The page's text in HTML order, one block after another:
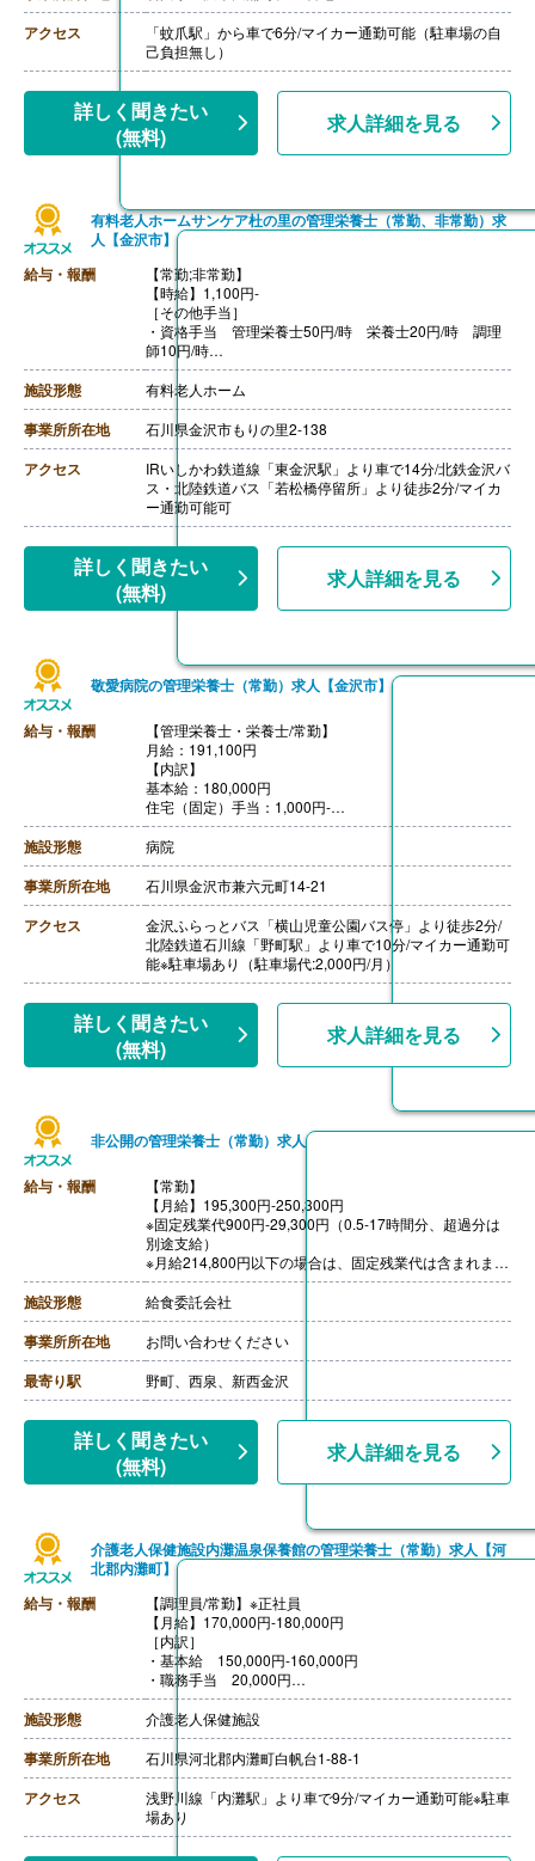
【賞与】目安は年間2ヶ月分、但し経営状況により上乗
せあり
アクセス
「蚊爪駅」から車で6分/マイカー通勤可能（駐車場の自
己負担無し）
詳しく聞きたい
(無料)
求人詳細を見る
有料老人ホームサンケア杜の里の管理栄養士（常勤、非常勤）求
人【金沢市】
給与・報酬
【常勤;非常勤】
【時給】1,100円-
［その他手当］
・資格手当 管理栄養士50円/時 栄養士20円/時 調理
師10円/時
◇管理栄養士
月給196,000円-210,000円
基本給178,000円-192,000円
資格手当10,000円
職務手当8,000円
◇栄養士
月給191,000-205,000円
基本給178,000円-192,000円
資格手当5,000円
職務手当8,000円
施設形態 有料老人ホーム
事業所所在地 石川県金沢市もりの里2-138
アクセス
IRいしかわ鉄道線「東金沢駅」より車で14分/北鉄金沢バ
ス・北陸鉄道バス「若松橋停留所」より徒歩2分/マイカ
ー通勤可能可
詳しく聞きたい
(無料)
求人詳細を見る
敬愛病院の管理栄養士（常勤）求人【金沢市】
給与・報酬
【管理栄養士・栄養士/常勤】
月給：191,100円
【内訳】
基本給：180,000円
住宅（固定）手当：1,000円-
職務手当：1,500円
処遇改善手当：8,600円
その他
皆勤手当：2,000円
通勤手当：あり（月額15,000円まで）
昇給：あり（前年度実績 1月あたり0.00％〜1.50％）
賞与：あり（年2回、計3.10ヶ月分・前年度実績）
施設形態 病院
事業所所在地 石川県金沢市兼六元町14-21
アクセス
金沢ふらっとバス「横山児童公園バス停」より徒歩2分/
北陸鉄道石川線「野町駅」より車で10分/マイカー通勤可
能※駐車場あり（駐車場代:2,000円/月）
詳しく聞きたい
(無料)
求人詳細を見る
非公開の管理栄養士（常勤）求人
給与・報酬
【常勤】
【月給】195,300円-250,300円
※固定残業代900円-29,300円（0.5-17時間分、超過分は
別途支給）
※月給214,800円以下の場合は、固定残業代は含まれませ
ん（残業時間分は追加支給）
［その他手当］
・管理栄養士手当
・早朝手当
【賞与】年2回
【通勤手当】あり（規定あり）
【退職金】なし
施設形態 給食委託会社
事業所所在地 お問い合わせください
最寄り駅 野町、西泉、新西金沢
詳しく聞きたい
(無料)
求人詳細を見る
介護老人保健施設内灘温泉保養館の管理栄養士（常勤）求人【河
北郡内灘町】
給与・報酬
【調理員/常勤】※正社員
【月給】170,000円-180,000円
［内訳］
・基本給 150,000円-160,000円
・職務手当 20,000円
［その他手当］
・早出手当 500円/回（冬季1,000円/回）
・休日出勤手当 2,000円/回
・皆勤手当 5,000円/月
・資格手当 栄養士10,000円/月、調理師5,000円/月
【賞与】年2回（計3.65ヶ月分）※前年度実績
【通勤手当】あり（上限20,000円/月）
【昇給】あり(1月当たり3,000円) ※前年度実績
施設形態 介護老人保健施設
事業所所在地 石川県河北郡内灘町白帆台1-88-1
アクセス
浅野川線「内灘駅」より車で9分/マイカー通勤可能※駐車
場あり